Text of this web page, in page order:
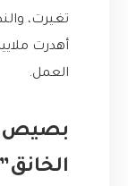
تغيرت،
أهدرت
العمل.
بصيص